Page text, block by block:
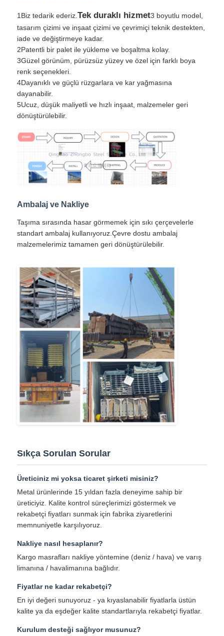
1Biz tedarik ederiz.Tek duraklı hizmet3 boyutlu model,
tasarım çizimi ve inşaat çizimi ve çevrimiçi teknik destekten,
iade ve değiştirmeye kadar.
2Patentli bir palet ile yükleme ve boşaltma kolay.
3Güzel görünüm, pürüzsüz yüzey ve özel için farklı boya
renk seçenekleri.
4Dayanıklı ve güçlü rüzgarlara ve kar yağmasına
dayanabilir.
5Ucuz, düşük maliyetli ve hızlı inşaat, malzemeler geri
dönüştürülebilir.
Ambalaj ve Nakliye
Taşıma sırasında hasar görmemek için sıkı çerçevelerle
standart ambalaj kullanıyoruz.Çevre dostu ambalaj
malzemelerimiz tamamen geri dönüştürülebilir.
Sıkça Sorulan Sorular
Üreticiniz mi yoksa ticaret şirketi misiniz?
Metal ürünlerinde 15 yıldan fazla deneyime sahip bir
üreticiyiz. Kalite kontrol süreçlerimizi göstermek ve
rekabetçi fiyatları sunmak için fabrika ziyaretlerini
memnuniyetle karşılıyoruz.
Nakliye nasıl hesaplanır?
Kargo masrafları nakliye yöntemine (deniz / hava) ve varış
limanına / havalimanına bağlıdır.
Fiyatlar ne kadar rekabetçi?
En iyi değeri sunuyoruz - ya kıyaslanabilir fiyatlarla üstün
kalite ya da eşdeğer kalite standartlarıyla rekabetçi fiyatlar.
Kurulum desteği sağlıyor musunuz?